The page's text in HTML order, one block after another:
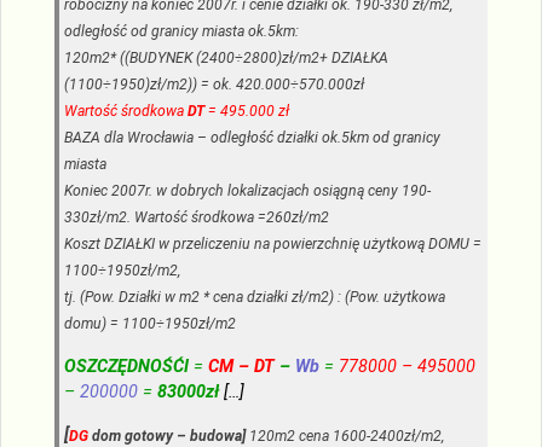
robocizny na koniec 2007r. i cenie działki ok. 190-330 zł/m2,
odległość od granicy miasta ok.5km:
120m2* ((BUDYNEK (2400÷2800)zł/m2+ DZIAŁKA
(1100÷1950)zł/m2)) = ok. 420.000÷570.000zł
Wartość środkowa DT= 495.000 zł
BAZA dla Wrocławia – odległość działki ok.5km od granicy
miasta
Koniec 2007r. w dobrych lokalizacjach osiągną ceny 190-
330zł/m2. Wartość środkowa =260zł/m2
Koszt DZIAŁKI w przeliczeniu na powierzchnię użytkową DOMU =
1100÷1950zł/m2,
tj. (Pow. Działki w m2 * cena działki zł/m2) : (Pow. użytkowa
domu) = 1100÷1950zł/m2
OSZCZĘDNOŚĆI = CM – DT– Wb = 778000 – 495000
– 200000 = 83000zł[…]
[DG dom gotowy – budowa]120m2 cena 1600-2400zł/m2,